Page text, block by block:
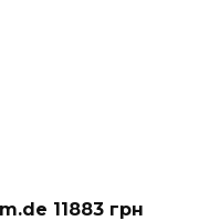
11883 грн